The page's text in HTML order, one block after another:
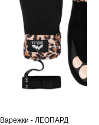
Варежки - ЛЕОПАРД